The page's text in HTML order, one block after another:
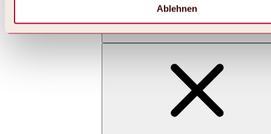
Ablehnen